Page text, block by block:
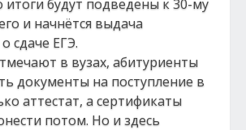
итоги будут подведены к 30-му
и начнётся выдача
сдаче ЕГЭ.
в вузах, абитуриенты
документы на поступление в
аттестат, а сертификаты
потом. Но и здесь